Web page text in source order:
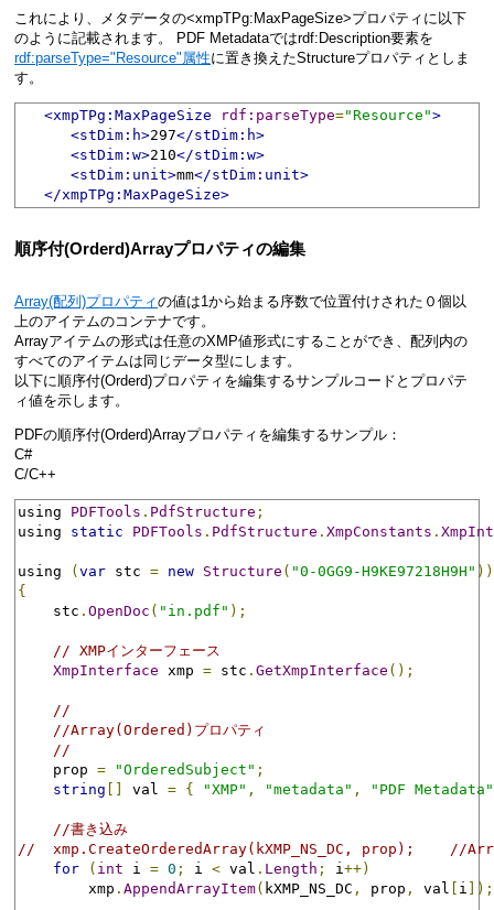
これにより、メタデータの<xmpTPg:MaxPageSize>プロパティに以下
のように記載されます。 PDF Metadataではrdf:Description要素を
rdf:parseType="Resource"属性に置き換えたStructureプロパティとしま
す。
<xmpTPg:MaxPageSize rdf:parseType="Resource">
<stDim:h>297</stDim:h>
<stDim:w>210</stDim:w>
<stDim:unit>mm</stDim:unit>
</xmpTPg:MaxPageSize>
順序付(Orderd)Arrayプロパティの編集
Array(配列)プロパティの値は1から始まる序数で位置付けされた０個以
上のアイテムのコンテナです。
Arrayアイテムの形式は任意のXMP値形式にすることができ、配列内の
すべてのアイテムは同じデータ型にします。
以下に順序付(Orderd)プロパティを編集するサンプルコードとプロパテ
ィ値を示します。
PDFの順序付(Orderd)Arrayプロパティを編集するサンプル：
C#
C/C++
using PDFTools . PdfStructure ;
using static PDFTools . PdfStructure . XmpConstants .
using (var stc = new Structure ( "0-0GG9-H9KE97218H9H" ))
{
    stc
. OpenDoc ( "in.pdf" );
// XMPインターフェース
XmpInterface xmp = stc . GetXmpInterface ();
//
//Array(Ordered)プロパティ
//
    prop
= "OrderedSubject" ;
string [] val = { "XMP" , "metadata" , "PDF Metadata"
//書き込み
//  xmp.CreateOrderedArray(kXMP_NS_DC, prop);    //Array
for
( int i = 0 ; i < val . Length ; i ++)
        xmp
. AppendArrayItem( kXMP_NS_DC , prop , val [ i ]);